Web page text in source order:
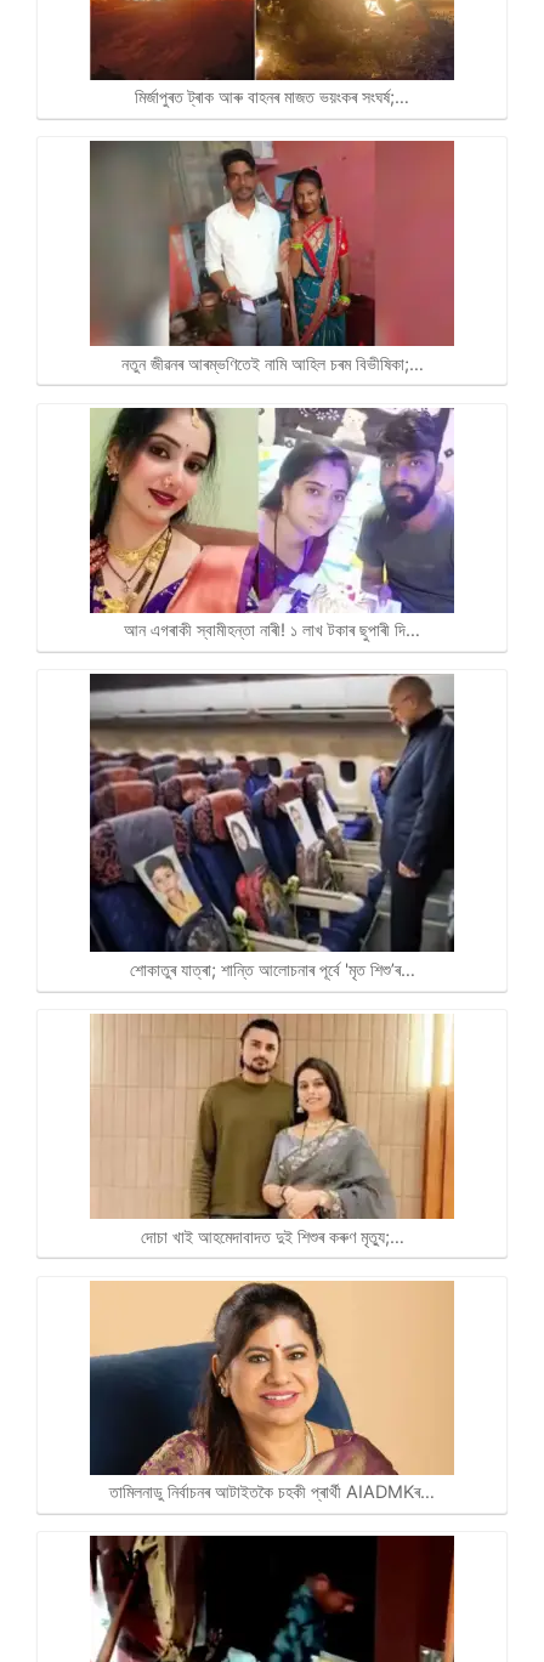
মিৰ্জাপুৰত ট্ৰাক আৰু বাহনৰ মাজত ভয়ংকৰ সংঘৰ্ষ;…
নতুন জীৱনৰ আৰম্ভণিতেই নামি আহিল চৰম বিভীষিকা;…
আন এগৰাকী স্বামীহন্তা নাৰী! ১ লাখ টকাৰ ছুপাৰী দি…
শোকাতুৰ যাত্ৰা; শান্তি আলোচনাৰ পূৰ্বে 'মৃত শিশু’ৰ…
দোচা খাই আহমেদাবাদত দুই শিশুৰ কৰুণ মৃত্যু;…
তামিলনাডু নিৰ্বাচনৰ আটাইতকৈ চহকী প্ৰাৰ্থী AIADMKৰ…